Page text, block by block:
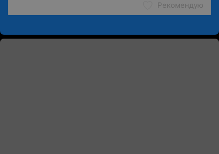
Рекомендую